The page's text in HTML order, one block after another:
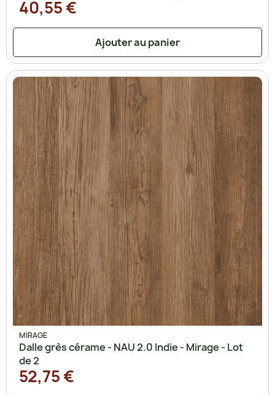
40,55 €
Ajouter au panier
MIRAGE
Dalle grès cérame - NAU 2.0 Indie - Mirage - Lot
de 2
52,75 €